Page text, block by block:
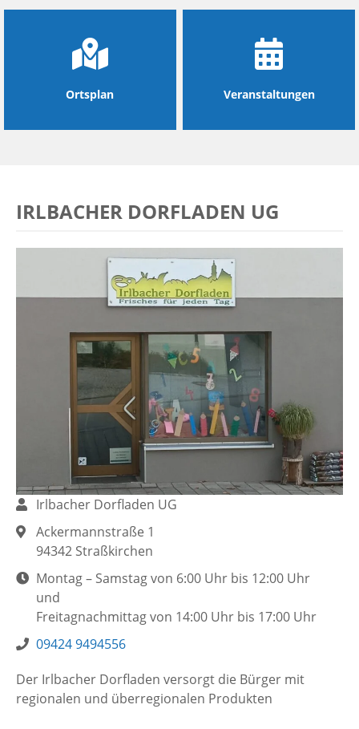
Ortsplan Veranstaltungen
IRLBACHER DORFLADEN UG
N
a
m
:
Irlbacher Dorfladen UG
A
r
e
e
Ackermannstraße 1
94342 Straßkirchen
Ö
u
n
g
Montag – Samstag von 6:00 Uhr bis 12:00 Uhr
und
Freitagnachmittag von 14:00 Uhr bis 17:00 Uhr
T
l
e
09424 9494556
Der Irlbacher Dorfladen versorgt die Bürger mit
regionalen und überregionalen Produkten